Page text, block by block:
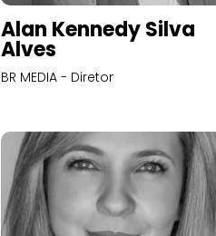
Alan Kennedy Silva
Alves
BR MEDIA - Diretor